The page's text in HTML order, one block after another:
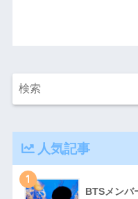
人気記事
1
BTSメンバ